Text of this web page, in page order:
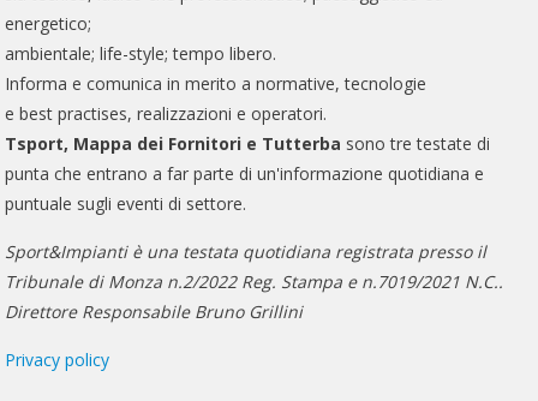
energetico;
ambientale; life-style; tempo libero.
Informa e comunica in merito a normative, tecnologie
e best practises, realizzazioni e operatori.
Tsport, Mappa dei Fornitori e Tutterba sono tre testate di
punta che entrano a far parte di un'informazione quotidiana e
puntuale sugli eventi di settore.
Sport&Impianti è una testata quotidiana registrata presso il
Tribunale di Monza n.2/2022 Reg. Stampa e n.7019/2021 N.C..
Direttore Responsabile Bruno Grillini
Privacy policy